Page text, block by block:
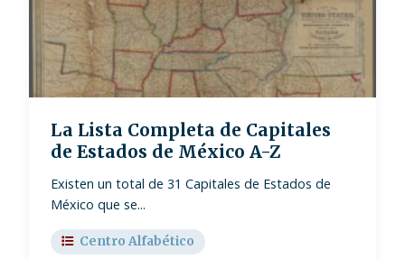
La Lista Completa de Capitales
de Estados de México A-Z
Existen un total de 31 Capitales de Estados de
México que se...
Centro Alfabético